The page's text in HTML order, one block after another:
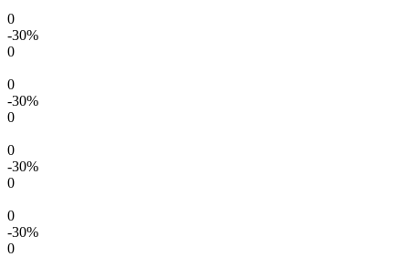
0
-30%
0
0
-30%
0
0
-30%
0
0
-30%
0